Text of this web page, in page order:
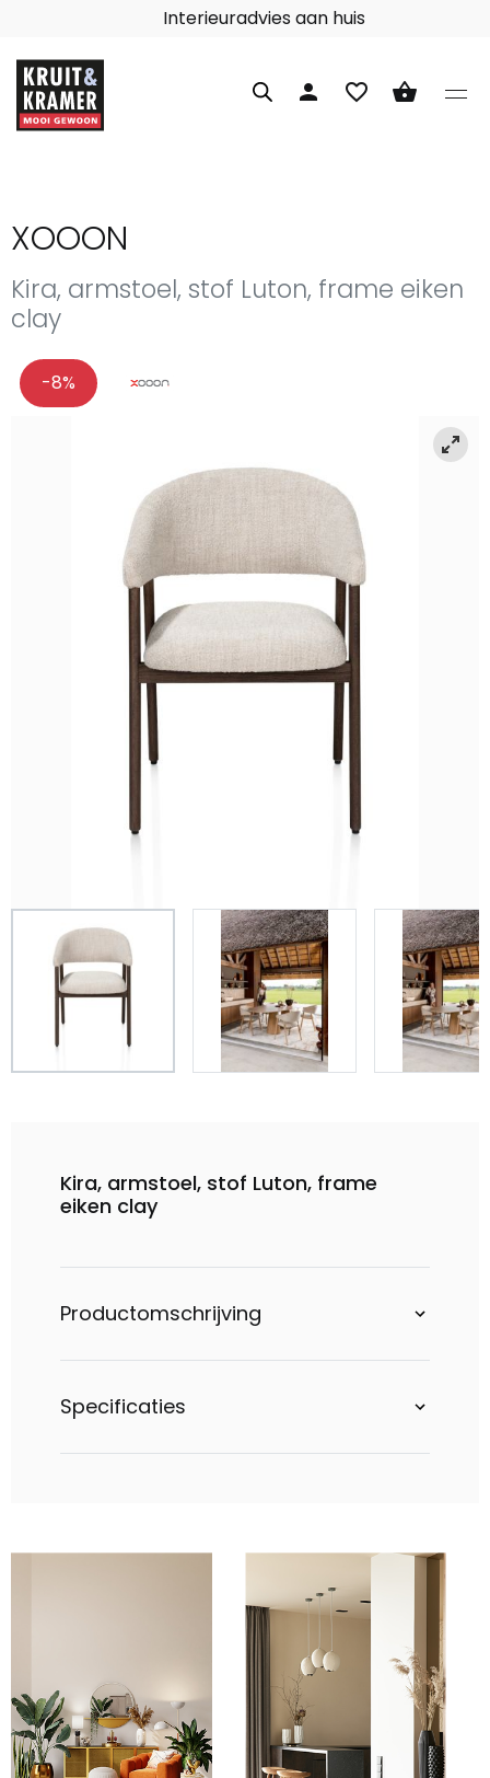
Interieuradvies aan huis
person favorite_border shopping_basket
XOOON
Kira, armstoel, stof Luton, frame eiken
clay
-8%
Kira, armstoel, stof Luton, frame
eiken clay
Productomschrijving
Specificaties